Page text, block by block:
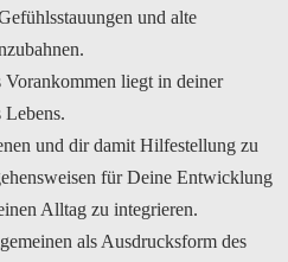
und alte
Vorankommen liegt in deiner
und dir damit Hilfestellung zu
für Deine Entwicklung
Alltag zu integrieren.
als Ausdrucksform des